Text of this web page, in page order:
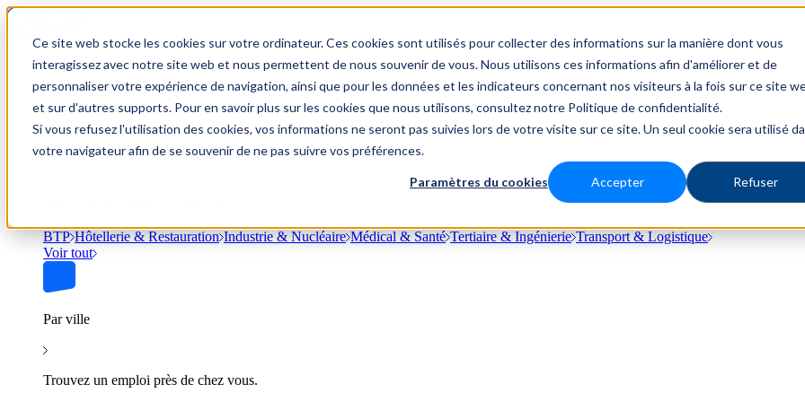
Ce site web stocke les cookies sur votre ordinateur. Ces cookies sont utilisés pour collecter des informations sur la manière dont vous
interagissez avec notre site web et nous permettent de nous souvenir de vous. Nous utilisons ces informations afin d'améliorer et de
personnaliser votre expérience de navigation, ainsi que pour les données et les indicateurs concernant nos visiteurs à la fois sur ce site
et sur d'autres supports. Pour en savoir plus sur les cookies que nous utilisons, consultez notre Politique de confidentialité.
Si vous refusez l'utilisation des cookies, vos informations ne seront pas suivies lors de votre visite sur ce site. Un seul cookie sera utilisé
votre navigateur afin de se souvenir de ne pas suivre vos préférences.
Paramètres du cookies Accepter Refuser
Trouver un emploi
Par secteur
BTP Hôtellerie & Restauration Industrie & Nucléaire Médical & Santé Tertiaire & Ingénierie Transport & Logistique
Voir tout
Par ville
Trouvez un emploi près de chez vous.